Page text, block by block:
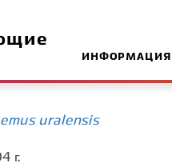
ИНФОРМАЦИЯ
uralensis
г.